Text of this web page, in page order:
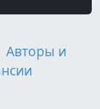
Авторы и